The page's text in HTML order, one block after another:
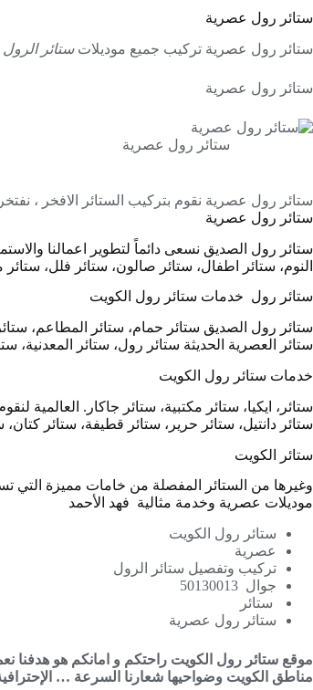
ستائر رول عصرية
ستائر رول عصرية تركيب جميع موديلاتستائر الرول
ستائر رول عصرية
ستائر رول عصرية
ستائر رول عصرية نقوم بتركيب الستائر الافخر ، نفتخر
ستائر رول عصرية
ستائر رول الصديق نسعى دائماً لتطوير اعمالنا
النوم، ستائر اطفال، ستائر صالون، ستائر فلل،
ستائر رول خدمات ستائر رول الكويت
ستائر رول الصديق ستائر حمام، ستائر المطاعم،
ستائر العصرية الحديثة ستائر رول، ستائر المعدنية،
خدمات ستائر رول الكويت
ستائر، ايكيا، ستائر مكتبية، ستائر جاكار. العالمية
ستائر دانتيل، ستائر حرير، ستائر قطيفة، ستائر
ستائر الكويت
وغيرها من الستائر المفصلة من خامات مميزة التي
موديلات عصرية وخدمة مثالية فهد الأحمد
ستائر رول الكويت
عصرية
تركيب وتفصيل ستائر الرول
جوال 50130013
ستائر
ستائر رول عصرية
مناطق الكويت وضواحيها ‎شعارنا السرعة … الإحترافية … المهنية … الأمانة